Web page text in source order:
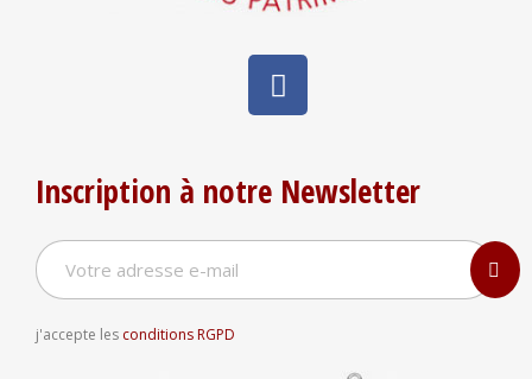
Inscription à notre Newsletter
j'accepte les conditions RGPD